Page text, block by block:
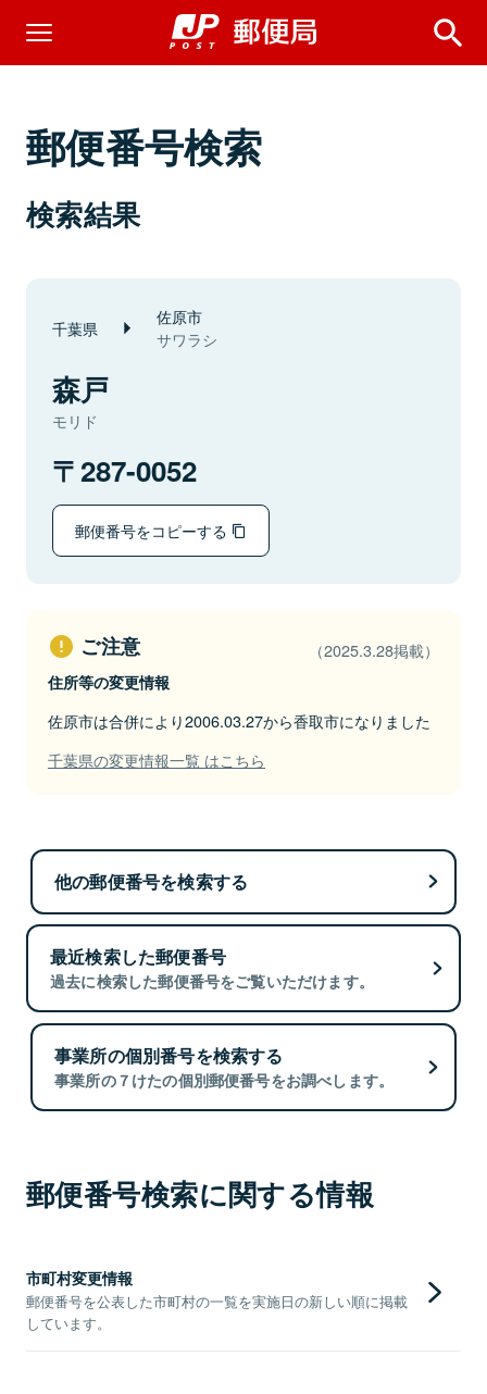
郵便番号検索
検索結果
千葉県 佐原市
サワラシ
森戸
モリド
287-0052
郵便番号をコピーする
ご注意 （2025.3.28掲載）
住所等の変更情報
佐原市は合併により2006.03.27から香取市になりました
千葉県の変更情報一覧 はこちら
他の郵便番号を検索する
最近検索した郵便番号
過去に検索した郵便番号をご覧いただけます。
事業所の個別番号を検索する
事業所の７けたの個別郵便番号をお調べします。
郵便番号検索に関する情報
市町村変更情報
郵便番号を公表した市町村の一覧を実施日の新しい順に掲載
しています。